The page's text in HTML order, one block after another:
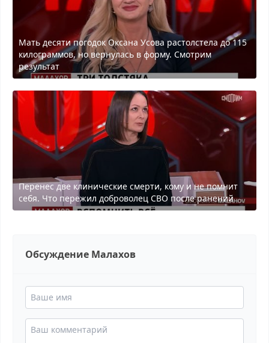
Мать десяти погодок Оксана Усова растолстела до 115
килограммов, но вернулась в форму. Смотрим
результат
Перенес две клинические смерти, кому и не помнит
себя. Что пережил доброволец СВО после ранений
Обсуждение Малахов